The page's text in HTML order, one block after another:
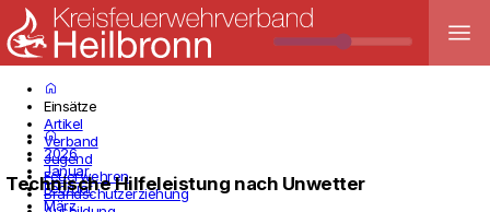
menu
home
Einsätze
Artikel
Verband
Jugend
Feuerwehren
Brandschutzerziehung
home
2026
Januar
Februar
März
Technische Hilfeleistung nach Unwetter